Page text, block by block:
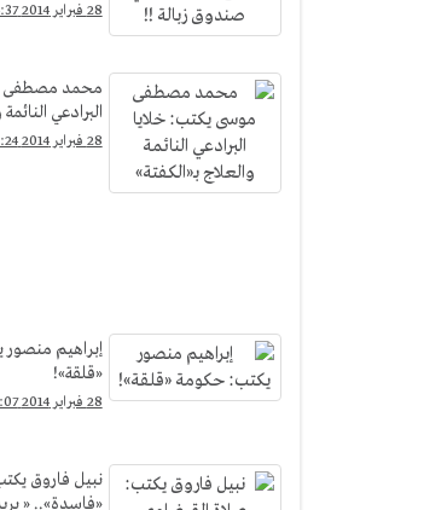
28 فبراير 2014 4:37 م
محمد مصطفى
البرادعي
28 فبراير 2014 10:24 ص
إبراهيم
«قلقة»!
28 فبراير 2014 9:07 ص
نبيل فاروق
«فاسدة».. «